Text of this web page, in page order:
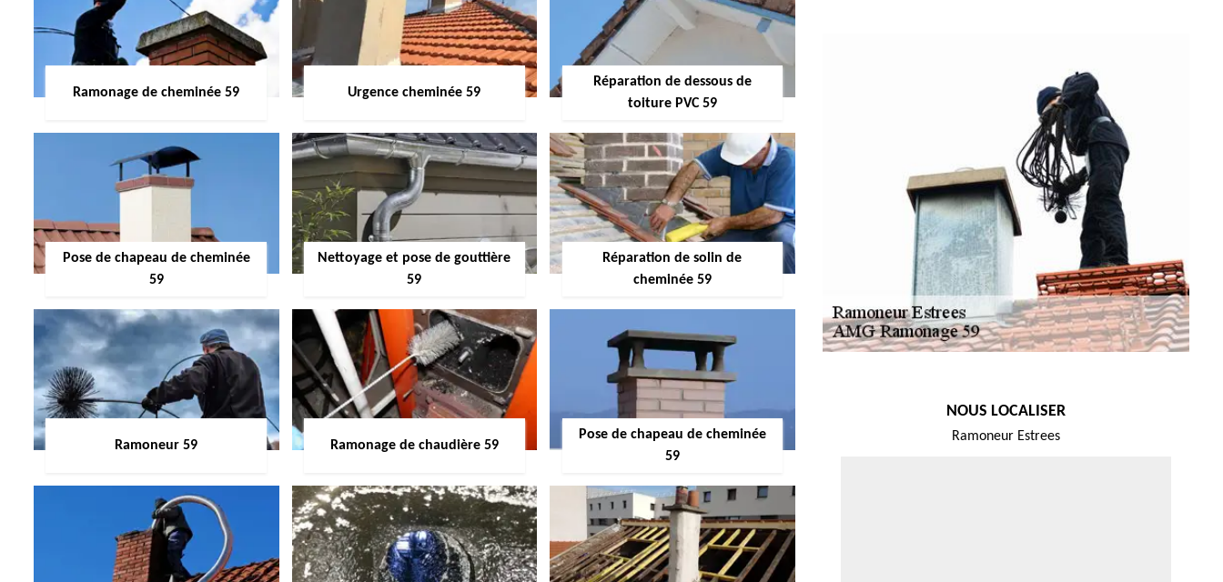
Ramonage de cheminée 59 Urgence cheminée 59
Réparation de dessous de
toiture PVC 59
Pose de chapeau de cheminée
59
Nettoyage et pose de gouttière
59
Réparation de solin de
cheminée 59
Ramoneur 59 Ramonage de chaudière 59
Pose de chapeau de cheminée
59
NOUS LOCALISER
Ramoneur Estrees